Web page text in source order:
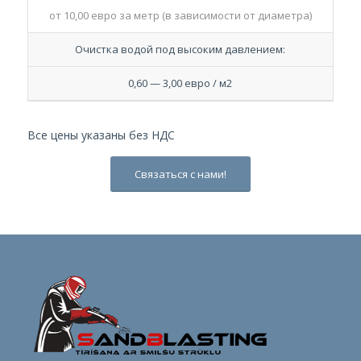
от 10,00 евро за метр (в зависимости от диаметра)
Очистка водой под высоким давлением:
0,60 — 3,00 евро / м2
Все цены указаны без НДС
Связаться с нами!